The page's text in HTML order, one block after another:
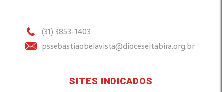
(31) 3853-1403
pssebastiaobelavista@dioceseitabira.org.br
SITES INDICADOS